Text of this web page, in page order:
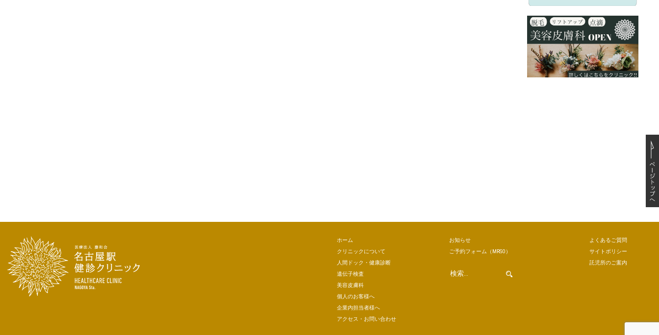
ホーム
クリニックについて
人間ドック・健康診断
遺伝子検査
美容皮膚科
個人のお客様へ
企業内担当者様へ
アクセス・お問い合わせ
お知らせ
ご予約フォーム （MRSO）
よくあるご質問
サイトポリシー
託児所のご案内